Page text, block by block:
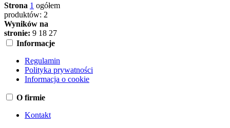
Strona 1 ogółem
produktów: 2
Wyników na
stronie: 9 18 27
Informacje
Regulamin
Polityka prywatności
Informacja o cookie
O firmie
Kontakt